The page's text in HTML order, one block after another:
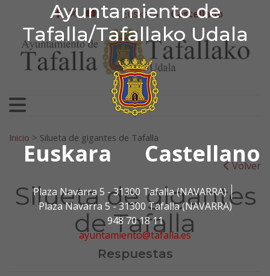
Ayuntamiento de
Tafalla/Tafallako Udala
Euskara Castellano
Plaza Navarra 5 - 31300 Tafalla (NAVARRA)
Plaza Navarra 5 - 31300 Tafalla (NAVARRA)
948 70 18 11
ayuntamiento@tafalla.es
Ir al contenido
Ayuntamiento de
facebook
twitter
youtube
Euskera Castellano
Search for:
Inicio > Silueta de gigantes de Tafalla
Volver
Silueta de gigantes
de Tafalla
Respuestas